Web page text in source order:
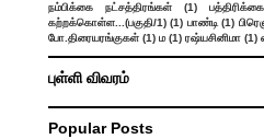
நம்பிக்கை நட்சத்திரங்கள்
(1)
கற்றக்கொள்ள...(பகுதி/1) (1) பாண்டி (1)
போ.திரையரங்குகள் (1) ம (1) ரஷ்யசினிமா (1)
புள்ளி விவரம்
Popular Posts